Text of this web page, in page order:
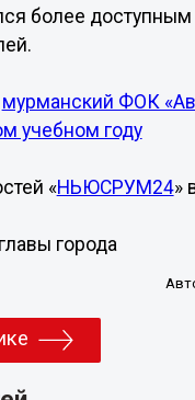
более
мурманский ФОК
учебном году
«НЬЮСРУМ24»
города